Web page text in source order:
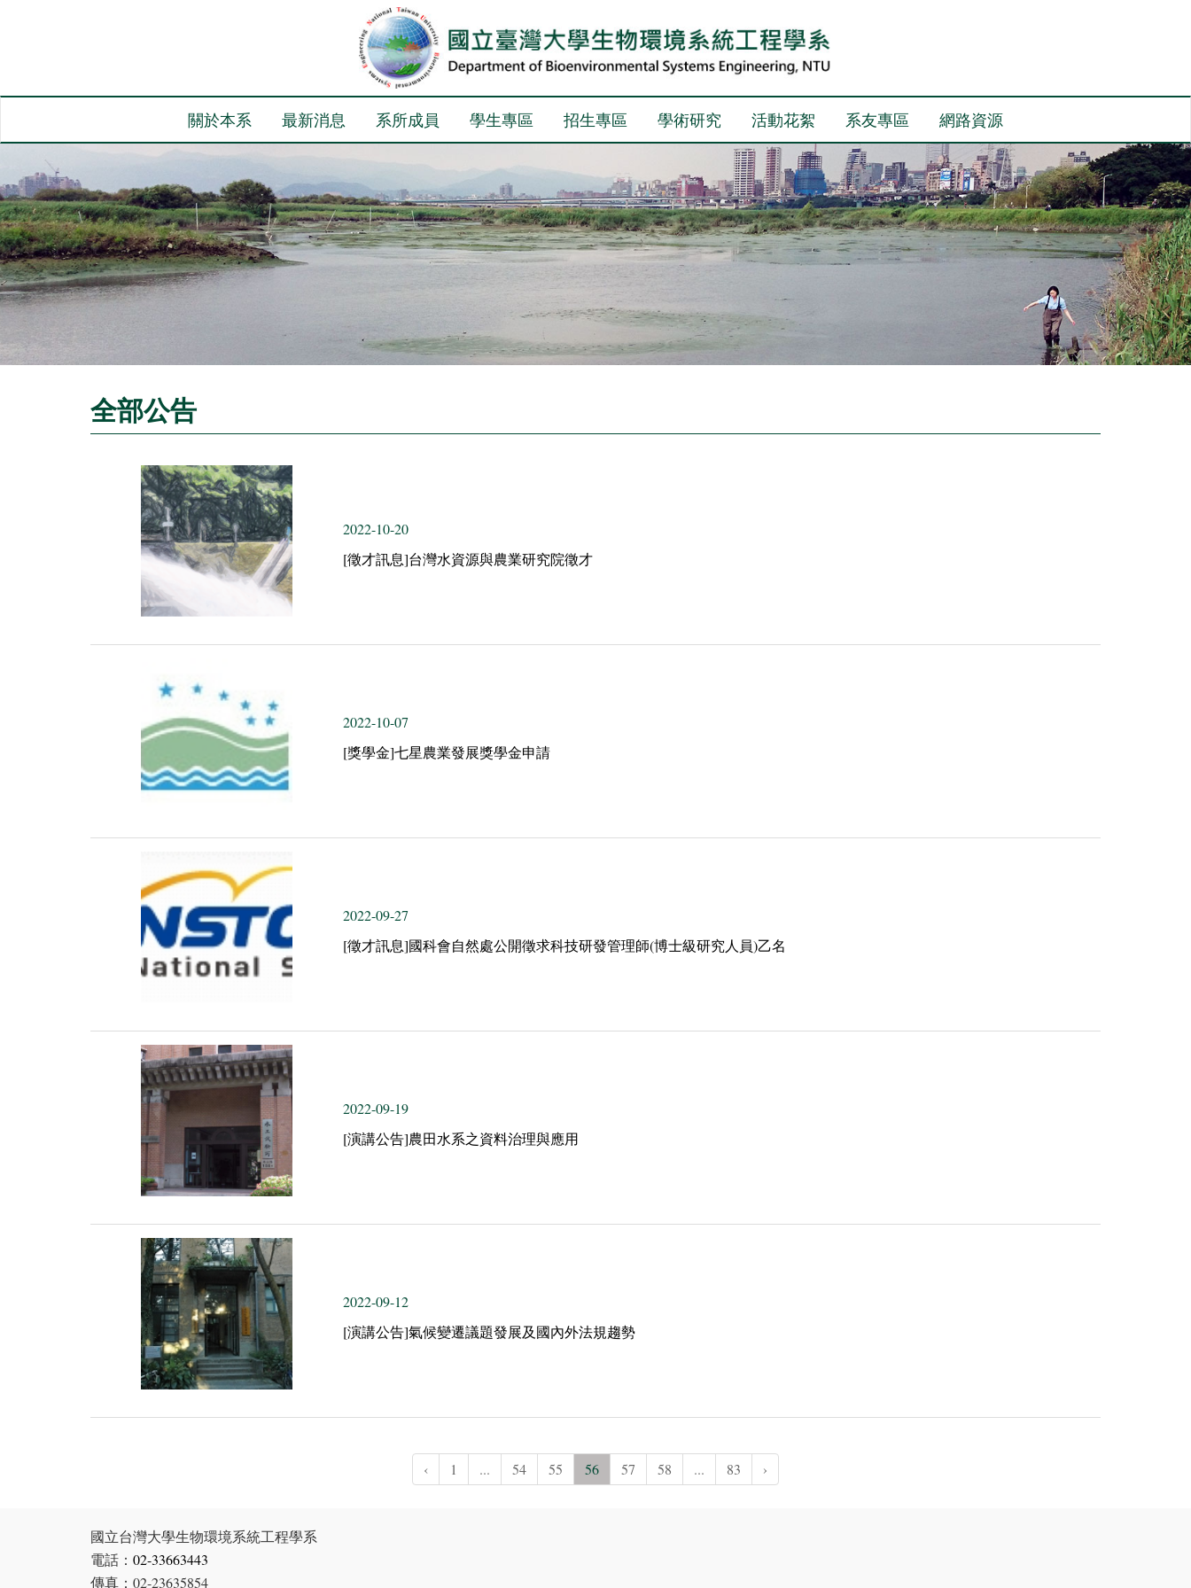
關於本系 最新消息 系所成員 學生專區 招生專區 學術研究 活動花絮 系友專區 網路資源
全部公告
2022-10-20
[徵才訊息]台灣水資源與農業研究院徵才
2022-10-07
[獎學金]七星農業發展獎學金申請
2022-09-27
[徵才訊息]國科會自然處公開徵求科技研發管理師(博士級研究人員)乙名
2022-09-19
[演講公告]農田水系之資料治理與應用
2022-09-12
[演講公告]氣候變遷議題發展及國內外法規趨勢
‹ 1 ... 54 55 56 57 58 ... 83 ›
國立台灣大學生物環境系統工程學系
電話： 02-33663443
傳真：02-23635854